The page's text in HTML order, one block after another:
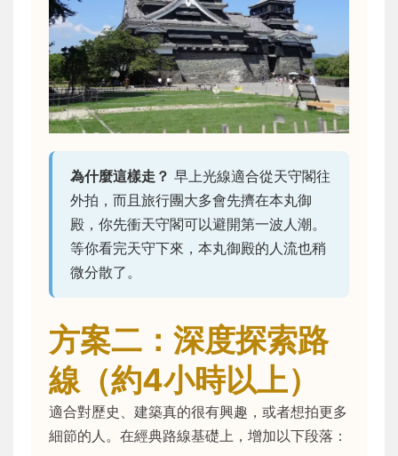
為什麼這樣走？ 早上光線適合從天守閣往
外拍，而且旅行團大多會先擠在本丸御
殿，你先衝天守閣可以避開第一波人潮。
等你看完天守下來，本丸御殿的人流也稍
微分散了。
方案二：深度探索路
線（約4小時以上）
適合對歷史、建築真的很有興趣，或者想拍更多
細節的人。在經典路線基礎上，增加以下段落：